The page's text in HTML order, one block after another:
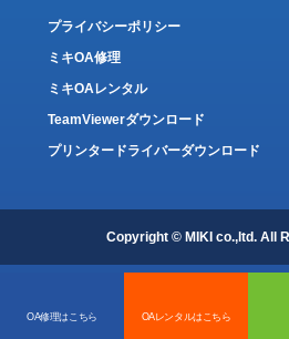
プライバシーポリシー
ミキOA修理
ミキOAレンタル
TeamViewerダウンロード
プリンタードライバーダウンロード
Copyright © MIKI co.,ltd. All
OA修理はこちら OAレンタルはこちら